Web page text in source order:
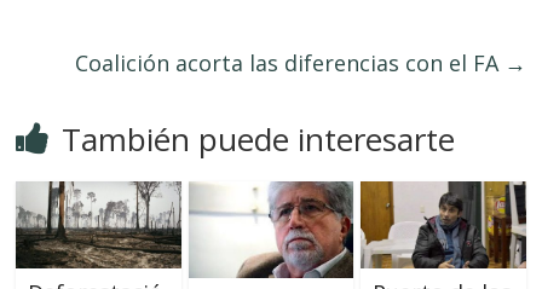
Coalición acorta las diferencias con el FA →
También puede interesarte